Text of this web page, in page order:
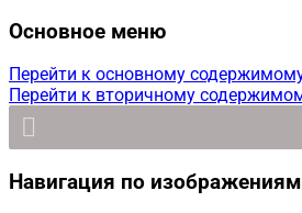
Основное меню
Перейти к основному
Перейти к вторичному
Навигация по изображениям